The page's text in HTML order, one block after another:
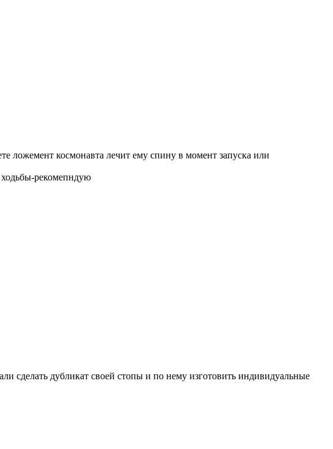
ложемент космонавта лечит ему спину в момент запуска или
ходьбы-рекомепндую
сделать дубликат своей стопы и по нему изготовить индивидуальные